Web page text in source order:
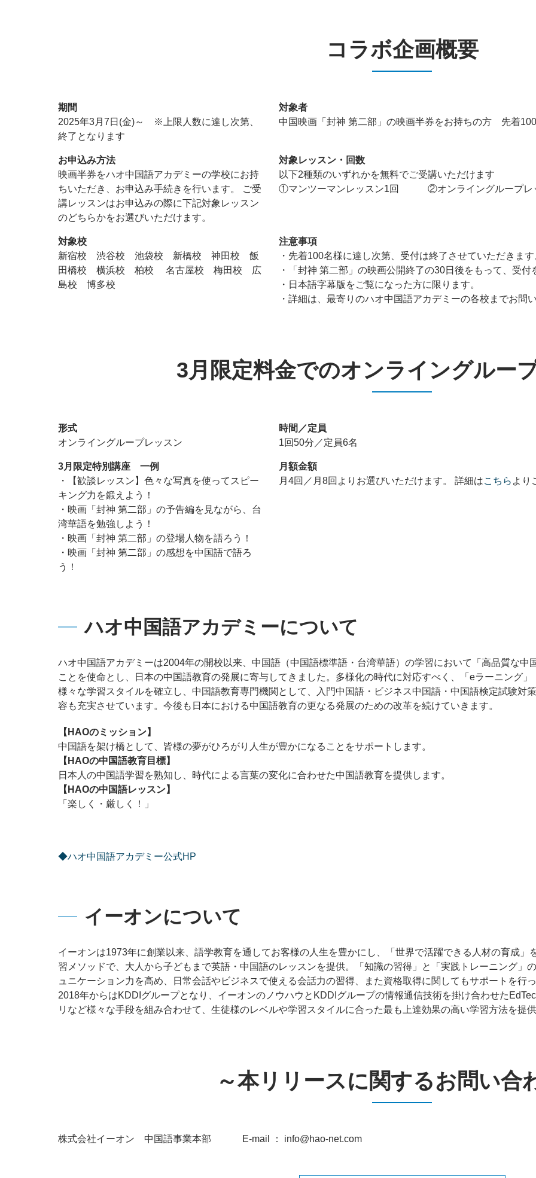
コラボ企画概要
期間
2025年3月7日(金)～ ※上限人数に達し次第、
終了となります
対象者
中国映画「封神 第二部」の映画半券をお持ちの方 先着
お申込み方法
映画半券をハオ中国語アカデミーの学校にお持
ちいただき、お申込み手続きを行います。 ご受
講レッスンはお申込みの際に下記対象レッスン
のどちらかをお選びいただけます。
対象レッスン・回数
以下2種類のいずれかを無料でご受講いただけます
①マンツーマンレッスン1回 ②オンライングループレ
対象校
新宿校 渋谷校 池袋校 新橋校 神田校 飯
田橋校 横浜校 柏校 名古屋校 梅田校 広
島校 博多校
注意事項
・先着100名様に達し次第、受付は終了させていただきます
・「封神 第二部」の映画公開終了の30日後をもって、受付
・日本語字幕版をご覧になった方に限ります。
・詳細は、最寄りのハオ中国語アカデミーの各校までお問
3月限定料金でのオンライングルー
形式
オンライングループレッスン
時間／定員
1回50分／定員6名
3月限定特別講座 一例
・【歓談レッスン】色々な写真を使ってスピー
キング力を鍛えよう！
・映画「封神 第二部」の予告編を見ながら、台
湾華語を勉強しよう！
・映画「封神 第二部」の登場人物を語ろう！
・映画「封神 第二部」の感想を中国語で語ろ
う！
月額金額
月4回／月8回よりお選びいただけます。 詳細はこちら より
ハオ中国語アカデミーについて
ハオ中国語アカデミーは2004年の開校以来、中国語（中国語標準語・台湾華語）の学習において「高品質な中
ことを使命とし、日本の中国語教育の発展に寄与してきました。多様化の時代に対応すべく、「eラーニング
様々な学習スタイルを確立し、中国語教育専門機関として、入門中国語・ビジネス中国語・中国語検定試験対
容も充実させています。今後も日本における中国語教育の更なる発展のための改革を続けていきます。
【HAOのミッション】
中国語を架け橋として、皆様の夢がひろがり人生が豊かになることをサポートします。
【HAOの中国語教育目標】
日本人の中国語学習を熟知し、時代による言葉の変化に合わせた中国語教育を提供します。
【HAOの中国語レッスン】
「楽しく・厳しく！」
◆ハオ中国語アカデミー公式HP
イーオンについて
イーオンは1973年に創業以来、語学教育を通してお客様の人生を豊かにし、「世界で活躍できる人材の育成」
習メソッドで、大人から子どもまで英語・中国語のレッスンを提供。「知識の習得」と「実践トレーニング」
ュニケーション力を高め、日常会話やビジネスで使える会話力の習得、また資格取得に関してもサポートを行っ
2018年からはKDDIグループとなり、イーオンのノウハウとKDDIグループの情報通信技術を掛け合わせた
リなど様々な手段を組み合わせて、生徒様のレベルや学習スタイルに合った最も上達効果の高い学習方法を提供
～本リリースに関するお問い合
株式会社イーオン 中国語事業本部 E-mail ： info@hao-net.com